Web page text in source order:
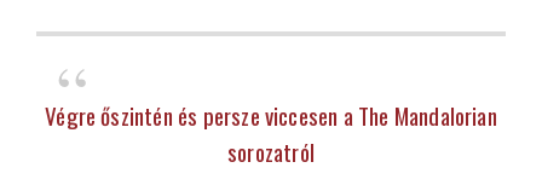
Végre őszintén és persze viccesen a The Mandalorian
sorozatról